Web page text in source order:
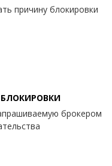
причину блокировки
брокером